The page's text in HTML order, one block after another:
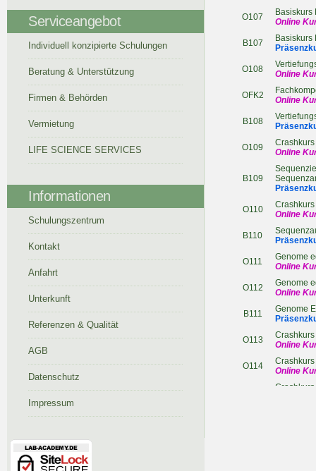
O107
Basiskurs
Online
B107
Basiskurs
O108
Online
OFK2
Online
B108
O109
Online
B109
O110
Online
B110
O111
Genome
Online
O112
Genome
Online
B111
Genome
O113
Online
O114
Online
Serviceangebot
Individuell konzipierte Schulungen
Beratung & Unterstützung
Firmen & Behörden
Vermietung
LIFE SCIENCE SERVICES
Informationen
Schulungszentrum
Kontakt
Anfahrt
Unterkunft
Referenzen & Qualität
AGB
Datenschutz
Impressum